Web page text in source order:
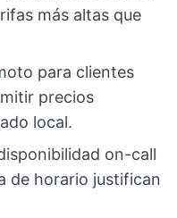
más altas que
para clientes
precios
local.
on-call
de horario justifican